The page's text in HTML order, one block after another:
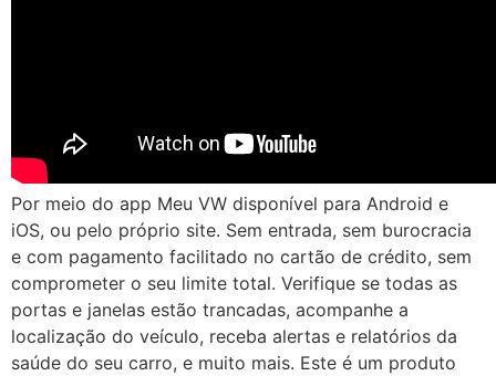
Por meio do app Meu VW disponível para Android e
iOS, ou pelo próprio site. Sem entrada, sem burocracia
e com pagamento facilitado no cartão de crédito, sem
comprometer o seu limite total. Verifique se todas as
portas e janelas estão trancadas, acompanhe a
localização do veículo, receba alertas e relatórios da
saúde do seu carro, e muito mais. Este é um produto